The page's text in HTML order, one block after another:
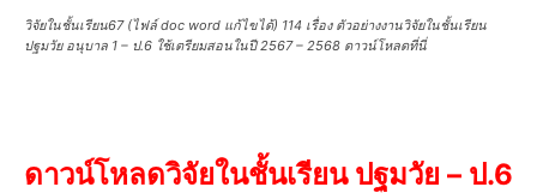
วิจัยในชั้นเรียน67 (ไฟล์ doc word แก้ไขได้) 114 เรื่อง ตัวอย่างงานวิจัยในชั้นเรียน
ปฐมวัย อนุบาล 1 – ป.6 ใช้เตรียมสอนในปี 2567 – 2568 ดาวน์โหลดที่นี่
ดาวน์โหลดวิจัยในชั้นเรียน ปฐมวัย – ป.6